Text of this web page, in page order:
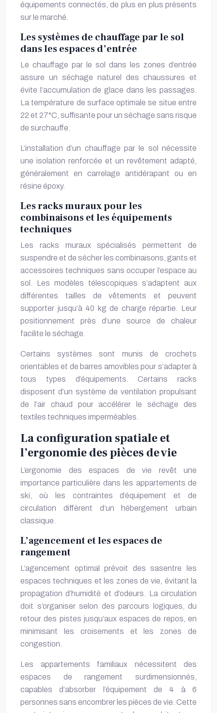
équipements connectés, de plus en plus présents
sur le marché.
Les systèmes de chauffage par le sol
dans les espaces d’entrée
Le chauffage par le sol dans les zones d’entrée
assure un séchage naturel des chaussures et
évite l’accumulation de glace dans les passages.
La température de surface optimale se situe entre
22 et 27°C, suffisante pour un séchage sans risque
de surchauffe.
L’installation d’un chauffage par le sol nécessite
une isolation renforcée et un revêtement adapté,
généralement en carrelage antidérapant ou en
résine époxy.
Les racks muraux pour les
combinaisons et les équipements
techniques
Les racks muraux spécialisés permettent de
suspendre et de sécher les combinaisons, gants et
accessoires techniques sans occuper l’espace au
sol. Les modèles télescopiques s’adaptent aux
différentes tailles de vêtements et peuvent
supporter jusqu’à 40 kg de charge répartie. Leur
positionnement près d’une source de chaleur
facilite le séchage.
Certains systèmes sont munis de crochets
orientables et de barres amovibles pour s’adapter à
tous types d’équipements. Certains racks
disposent d’un système de ventilation propulsant
de l’air chaud pour accélérer le séchage des
textiles techniques imperméables.
La configuration spatiale et
l’ergonomie des pièces de vie
L’ergonomie des espaces de vie revêt une
importance particulière dans les appartements de
ski, où les contraintes d’équipement et de
circulation diffèrent d’un hébergement urbain
classique.
L’agencement et les espaces de
rangement
L’agencement optimal prévoit des sasentre les
espaces techniques et les zones de vie, évitant la
propagation d’humidité et d’odeurs. La circulation
doit s’organiser selon des parcours logiques, du
retour des pistes jusqu’aux espaces de repos, en
minimisant les croisements et les zones de
congestion.
Les appartements familiaux nécessitent des
espaces de rangement surdimensionnés,
capables d’absorber l’équipement de 4 à 6
personnes sans encombrer les pièces de vie. Cette